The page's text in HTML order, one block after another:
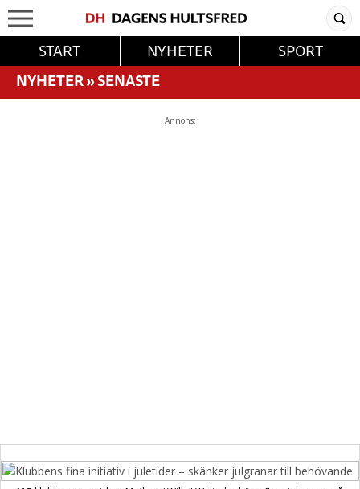
START NYHETER
SPORT
NYHETER»SENASTE
Annons: